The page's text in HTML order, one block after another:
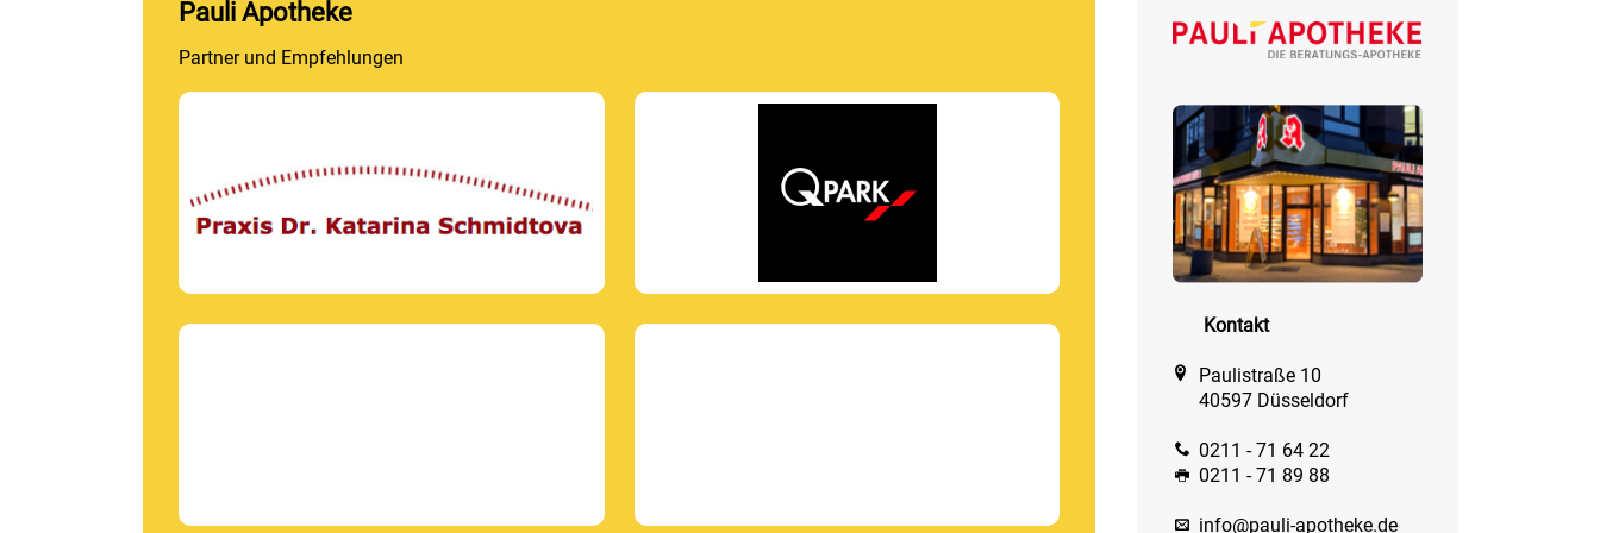
Pauli Apotheke
Partner und Empfehlungen
Kontakt
Paulistraße 10
40597 Düsseldorf
0211 - 71 64 22
0211 - 71 89 88
info@pauli-apotheke.de